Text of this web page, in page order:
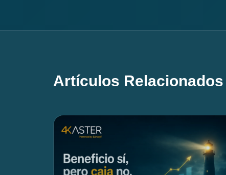
Artículos Relacionados